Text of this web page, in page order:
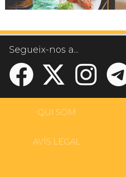
Segueix-nos a...
QUI SOM
AVÍS LEGAL